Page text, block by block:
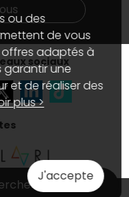
sociaux
ou des
de vous
adaptés à
garantir une
et de réaliser des
plus >
J'accepte